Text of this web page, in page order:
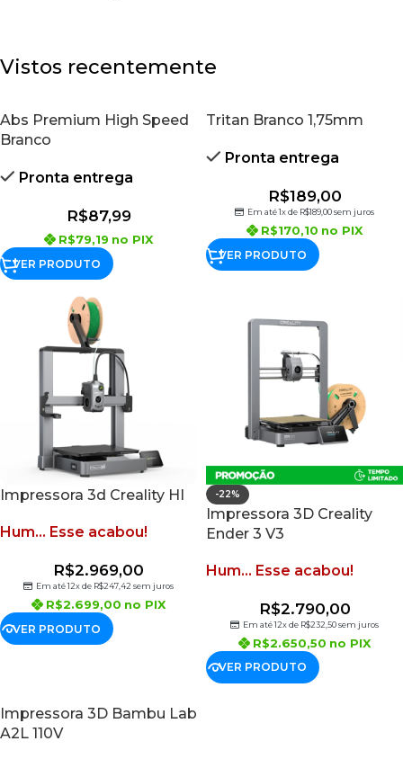
Vistos recentemente
Abs Premium High Speed
Branco
Pronta entrega
R$87,99
R$79,19 no PIX
VER PRODUTO
Tritan Branco 1,75mm
Pronta entrega
R$189,00
Em até 1x de R$189,00sem juros
R$170,10 no PIX
VER PRODUTO
Impressora 3d Creality HI
Hum... Esse acabou!
R$2.969,00
Em até 12x de R$247,42 sem juros
R$2.699,00 no PIX
VER PRODUTO
-22%
Impressora 3D Creality
Ender 3 V3
Hum... Esse acabou!
R$2.790,00
Em até 12x de R$232,50sem juros
R$2.650,50 no PIX
VER PRODUTO
Impressora 3D Bambu Lab
A2L 110V